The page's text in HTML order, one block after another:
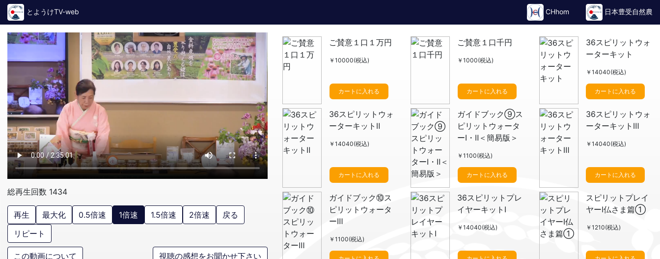
とようけTV-web CHhom 日本豊受自然農
総再生回数 1434
再生 最大化 0.5倍速 1倍速 1.5倍速 2倍速
戻る
リピート
この動画について 視聴の感想をお聞かせ下さい
ご賛意１口１万円
￥10000(税込)
カートに入れる
ご賛意１口千円
￥1000(税込)
カートに入れる
36スピリットウォ
ーターキット
￥14040(税込)
カートに入れる
36スピリットウォ
ーターキットⅡ
￥14040(税込)
カートに入れる
ガイドブック⑨ス
ピリットウォータ
ーⅠ・Ⅱ＜簡易版＞
￥1100(税込)
カートに入れる
36スピリットウォ
ーターキットⅢ
￥14040(税込)
カートに入れる
ガイドブック⑩ス
ピリットウォータ
ーⅢ
￥1100(税込)
36スピリットプレ
イヤーキットⅠ
￥14040(税込)
スピリットプレイ
ヤーⅠ仏さま篇①
￥1210(税込)